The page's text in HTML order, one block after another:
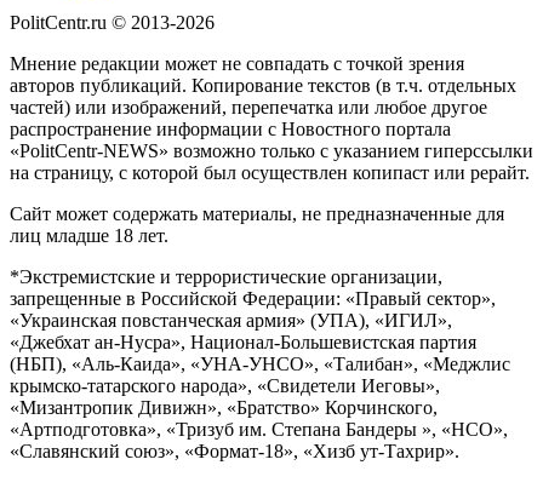
PolitCentr.ru © 2013-2026
Мнение редакции может не совпадать с точкой зрения
авторов публикаций. Копирование текстов (в т.ч. отдельных
частей) или изображений, перепечатка или любое другое
распространение информации с Новостного портала
«PolitCentr-NEWS» возможно только с указанием гиперссылки
на страницу, с которой был осуществлен копипаст или рерайт.
Сайт может содержать материалы, не предназначенные для
лиц младше 18 лет.
*Экстремистские и террористические организации,
запрещенные в Российской Федерации: «Правый сектор»,
«Украинская повстанческая армия» (УПА), «ИГИЛ»,
«Джебхат ан-Нусра», Национал-Большевистская партия
(НБП), «Аль-Каида», «УНА-УНСО», «Талибан», «Меджлис
крымско-татарского народа», «Свидетели Иеговы»,
«Мизантропик Дивижн», «Братство» Корчинского,
«Артподготовка», «Тризуб им. Степана Бандеры », «НСО»,
«Славянский союз», «Формат-18», «Хизб ут-Тахрир».